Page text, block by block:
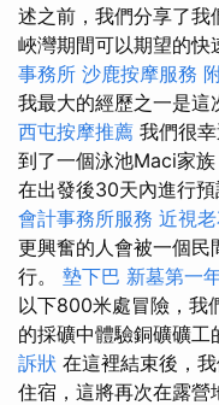
述之前，我們分享了我
峽灣期間可以期望的快
事務所 沙鹿按摩服務
我最大的經歷之一是這
西屯按摩推薦 我們很
到了一個泳池Maci家
在出發後30天內進行預
會計事務所服務 近視
更興奮的人會被一個民
行。 墊下巴 新墓第一
以下800米處冒險，我
的採礦中體驗銅礦礦工
訴狀 在這裡結束後，
住宿，這將再次在露營